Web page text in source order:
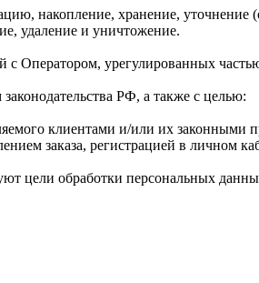
накопление, хранение, уточнение
удаление и уничтожение.
Оператором, урегулированных
РФ, а также с целью:
клиентами и/или их
заказа, регистрацией в личном
цели обработки персональных